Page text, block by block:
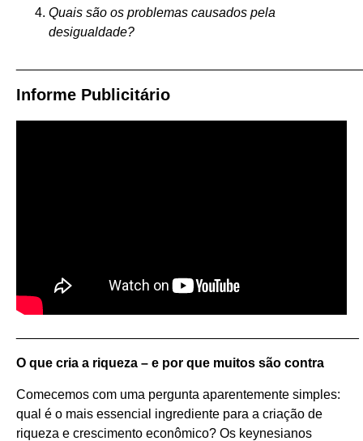
Quais são os problemas causados pela
desigualdade?
Informe Publicitário
O que cria a riqueza – e por que muitos são contra
Comecemos com uma pergunta aparentemente simples:
qual é o mais essencial ingrediente para a criação de
riqueza e crescimento econômico? Os keynesianos